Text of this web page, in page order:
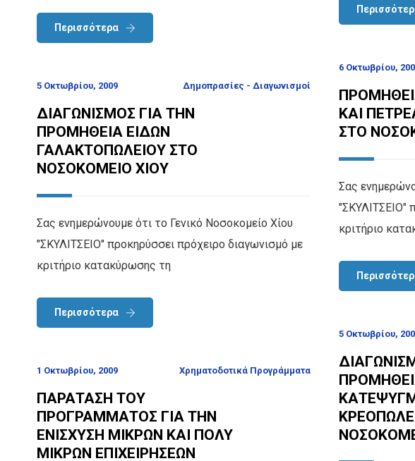
Περισσότερα
6 Οκτωβρίου,
ΚΑΙ
ΣΤΟ
Σας
"ΣΚΥΛΙΤΣΕΙΟ"
κριτήριο
5 Οκτωβρίου, 2009 Δημοπρασίες - Διαγωνισμοί
ΔΙΑΓΩΝΙΣΜΟΣ ΓΙΑ ΤΗΝ
ΠΡΟΜΗΘΕΙΑ ΕΙΔΩΝ
ΓΑΛΑΚΤΟΠΩΛΕΙΟΥ ΣΤΟ
ΝΟΣΟΚΟΜΕΙΟ ΧΙΟΥ
Σας ενημερώνουμε ότι το Γενικό Νοσοκομείο Χίου
"ΣΚΥΛΙΤΣΕΙΟ" προκηρύσσει πρόχειρο διαγωνισμό με
κριτήριο κατακύρωσης τη
Περισσότερα
5 Οκτωβρίου,
1 Οκτωβρίου, 2009 Χρηματοδοτικά Προγράμματα
ΠΑΡΑΤΑΣΗ ΤΟΥ
ΠΡΟΓΡΑΜΜΑΤΟΣ ΓΙΑ ΤΗΝ
ΕΝΙΣΧΥΣΗ ΜΙΚΡΩΝ ΚΑΙ ΠΟΛΥ
ΜΙΚΡΩΝ ΕΠΙΧΕΙΡΗΣΕΩΝ